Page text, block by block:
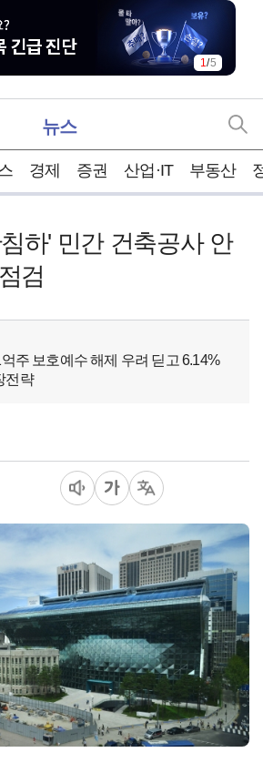
1/5
뉴스
경제 증권 산업·IT 부동산
하' 민간 건축공사 안
검
주 보호예수 해제 우려 딛고 6.14%
전략